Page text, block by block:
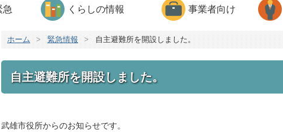
急 くらしの情報 事業者向け
ホーム > 緊急情報 > 自主避難所を開設しました。
自主避難所を開設しました。
武雄市役所からのお知らせです。